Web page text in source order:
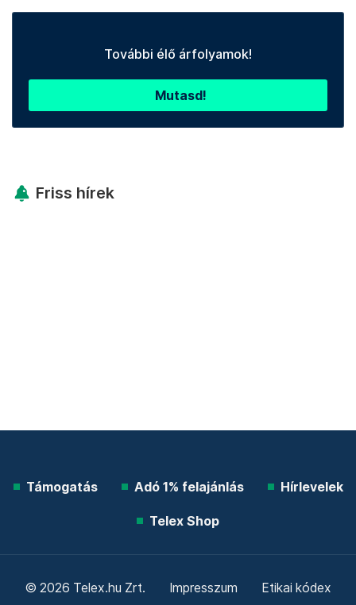
További élő árfolyamok!
Mutasd!
Friss hírek
Támogatás Adó 1% felajánlás Hírlevelek
Telex Shop
© 2026 Telex.hu Zrt. Impresszum Etikai kódex